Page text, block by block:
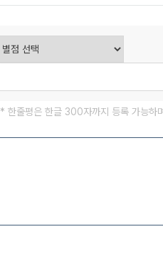
* 한줄평은 한글 300자까지 등록 가능하